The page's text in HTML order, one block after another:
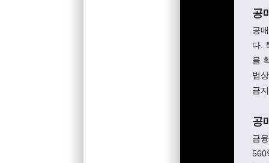
공
공
다.
을
법
금
공
금
560